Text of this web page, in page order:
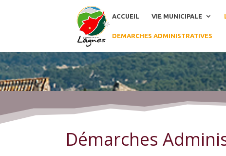
ACCUEIL VIE MUNICIPALE
DEMARCHES ADMINISTRATIVES
Démarches Administratives
Démarches